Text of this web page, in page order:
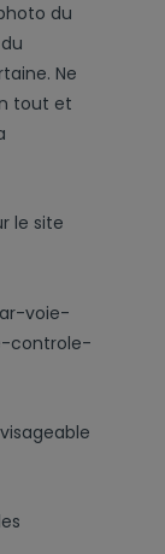
du
Ne
tout et
le site
voie-
controle-